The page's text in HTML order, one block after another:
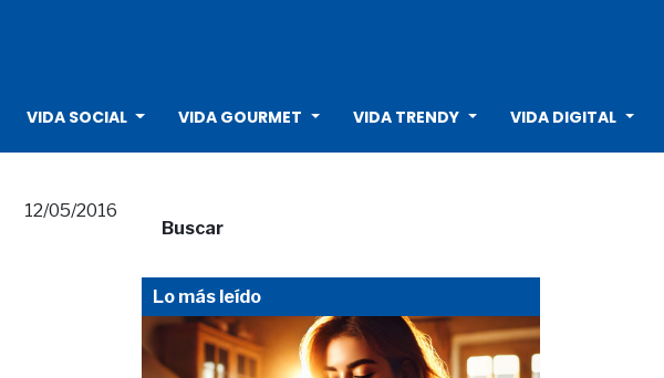
VIDA SOCIAL VIDA GOURMET VIDA TRENDY VIDA DIGITAL
12/05/2016
Buscar
Lo más leído